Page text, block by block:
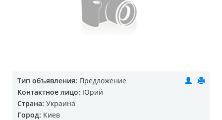
Тип объявления: Предложение
Контактное лицо: Юрий
Страна: Украина
Город: Киев